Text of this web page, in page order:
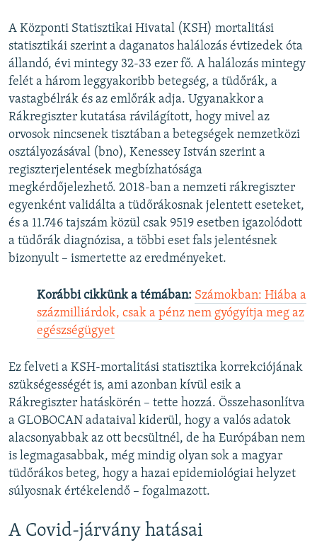
A Központi Statisztikai Hivatal (KSH) mortalitási
statisztikái szerint a daganatos halálozás évtizedek óta
állandó, évi mintegy 32-33 ezer fő. A halálozás mintegy
felét a három leggyakoribb betegség, a tüdőrák, a
vastagbélrák és az emlőrák adja. Ugyanakkor a
Rákregiszter kutatása rávilágított, hogy mivel az
orvosok nincsenek tisztában a betegségek nemzetközi
osztályozásával (bno), Kenessey István szerint a
regiszterjelentések megbízhatósága
megkérdőjelezhető. 2018-ban a nemzeti rákregiszter
egyenként validálta a tüdőrákosnak jelentett eseteket,
és a 11.746 tajszám közül csak 9519 esetben igazolódott
a tüdőrák diagnózisa, a többi eset fals jelentésnek
bizonyult – ismertette az eredményeket.
Korábbi cikkünk a témában: Számokban: Hiába a
százmilliárdok, csak a pénz nem gyógyítja meg az
egészségügyet
Ez felveti a KSH-mortalitási statisztika korrekciójának
szükségességét is, ami azonban kívül esik a
Rákregiszter hatáskörén – tette hozzá. Összehasonlítva
a GLOBOCAN adataival kiderül, hogy a valós adatok
alacsonyabbak az ott becsültnél, de ha Európában nem
is legmagasabbak, még mindig olyan sok a magyar
tüdőrákos beteg, hogy a hazai epidemiológiai helyzet
súlyosnak értékelendő – fogalmazott.
A Covid-járvány hatásai